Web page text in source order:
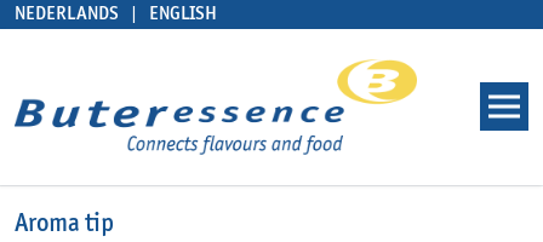
NEDERLANDS ENGLISH
Aroma tip